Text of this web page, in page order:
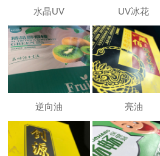
水晶UV UV冰花
逆向油 亮油